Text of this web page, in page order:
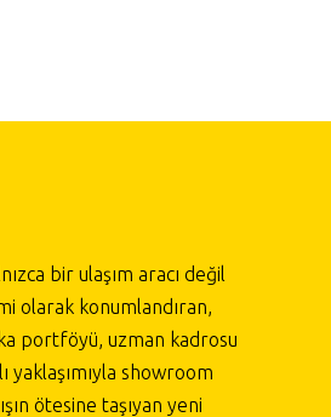
bir ulaşım aracı değil
olarak konumlandıran,
portföyü, uzman kadrosu
yaklaşımıyla showroom
ötesine taşıyan yeni